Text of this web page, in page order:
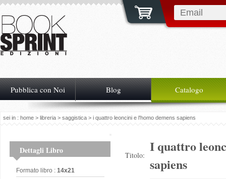
Pubblica con Noi Blog Catalogo
sei in : home > libreria > saggistica > i quattro leoncini e l'homo demens sapiens
Dettagli Libro
Formato libro : 14x21
Titolo:
I quattro
sapiens